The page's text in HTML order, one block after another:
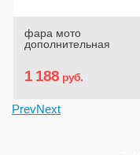
фара мото
дополнительная
1 188 руб.
PrevNext